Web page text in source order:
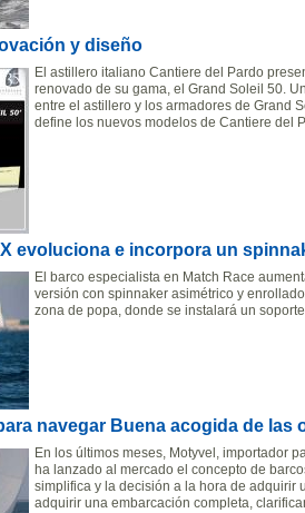
y diseño
El astillero italiano Cantiere del Pardo
renovado de su gama, el Grand Soleil 50.
entre el astillero y los armadores de Grand
define los nuevos modelos de Cantiere del
evoluciona e incorpora un
El barco especialista en Match Race
versión con spinnaker asimétrico y
zona de popa, donde se instalará un
navegar Buena acogida de las
En los últimos meses, Motyvel, importador
ha lanzado al mercado el concepto de
simplifica y la decisión a la hora de adquirir
adquirir una embarcación completa,